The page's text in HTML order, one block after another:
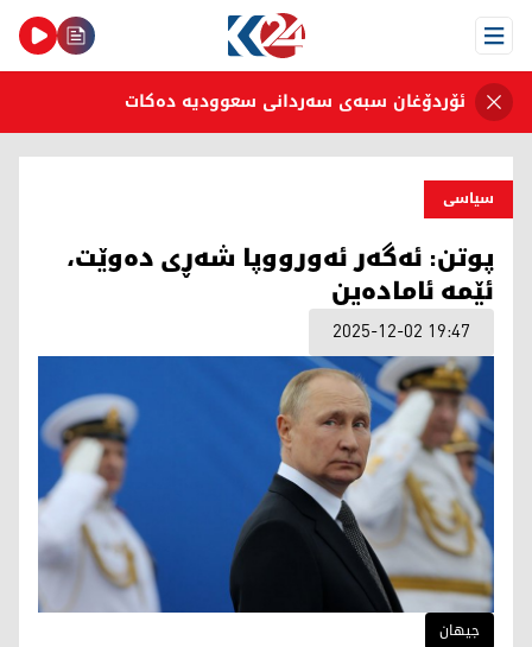
Open Menu
ئۆردۆغان سبەی سەردانی سعوودیە دەکات
سیاسی
پوتن: ئەگەر ئەورووپا شەڕی دەوێت،
ئێمە ئامادەین
2025-12-02 19:47
جیهان